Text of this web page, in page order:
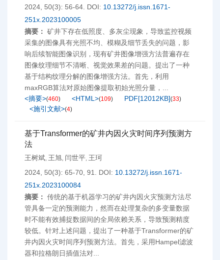
2024, 50(3): 56-64. DOI: 10.13272/j.issn.1671-
251x.2023100005
摘要： 矿井下存在低照度、多灰尘现象，导致监控视频
采集的图像具有光照不均、模糊及细节丢失的问题，影
响后续智能图像识别，现有矿井图像增强方法普遍存在
图像纹理细节不清晰、视觉效果差的问题。提出了一种
基于结构纹理分解的图像增强方法。首先，利用
maxRGB算法对原始图像提取初始光照分量，...
<摘要>(460) <HTML>(109) PDF[12012KB](33)
<施引文献>(4)
基于Transformer的矿井内因火灾时间序列预测方
法
王树斌, 王旭, 闫世平, 王珂
2024, 50(3): 65-70, 91.
DOI: 10.13272/j.issn.1671-
251x.2023100084
摘要： 传统的基于机器学习的矿井内因火灾预测方法尽
管具备一定的预测能力，然而在处理复杂的多变量数据
时不能有效捕捉数据间的全局依赖关系，导致预测精度
较低。针对上述问题，提出了一种基于Transformer的矿
井内因火灾时间序列预测方法。首先，采用Hampel滤波
器和拉格朗日插值法对...